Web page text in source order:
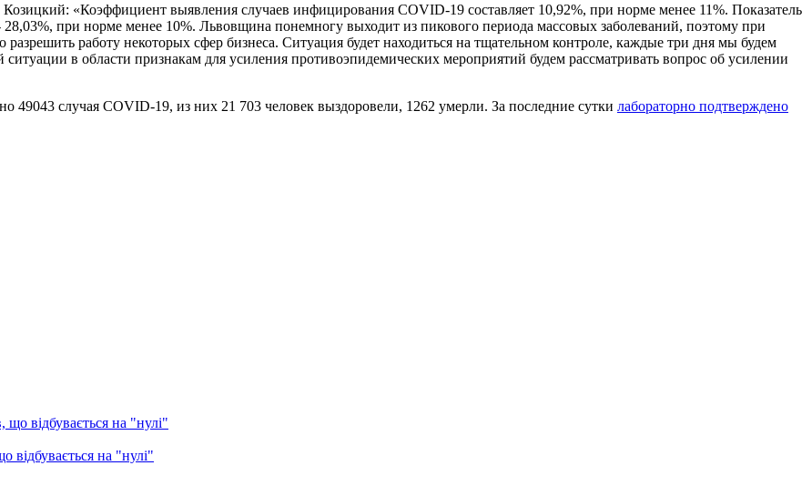
«Коэффициент выявления случаев инфицирования COVID-19 составляет 10,92%, при норме менее 11%. Показатель
при норме менее 10%. Львовщина понемногу выходит из пикового периода массовых заболеваний, поэтому при
работу некоторых сфер бизнеса. Ситуация будет находиться на тщательном контроле, каждые три дня мы будем
в области признакам для усиления противоэпидемических мероприятий будем рассматривать вопрос об усилении
случая COVID-19, из них 21 703 человек выздоровели, 1262 умерли. За последние сутки лабораторно подтверждено
відбувається на "нулі"